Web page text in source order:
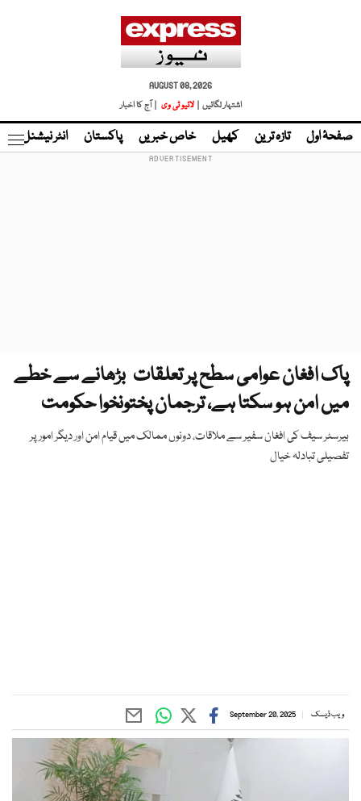
AUGUST 08, 2026
اشتہار لگائیں |
لائیو ٹی وی | آج کا اخبار
صفحۂ اول تازہ ترین کھیل خاص خبریں پاکستان انٹر نیشنل
پاک افغان عوامی سطح پر تعلقات بڑھانے سے خطے
میں امن ہو سکتا ہے، ترجمان پختونخوا حکومت
بیرسٹر سیف کی افغان سفیر سے ملاقات، دونوں ممالک میں قیام امن اور دیگر امور پر
تفصیلی تبادلہ خیال
ویب ڈیسک September 20, 2025